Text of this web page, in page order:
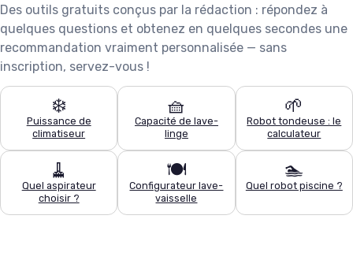
Des outils gratuits conçus par la rédaction : répondez à
quelques questions et obtenez en quelques secondes une
recommandation vraiment personnalisée — sans
inscription, servez-vous !
❄️
Puissance de
climatiseur
🧺
Capacité de lave-
linge
🌱
Robot tondeuse : le
calculateur
🧹
Quel aspirateur
choisir ?
🍽️
Configurateur lave-
vaisselle
🏊
Quel robot piscine ?